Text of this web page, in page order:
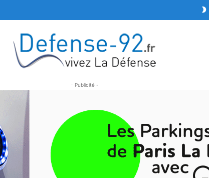
- Publicité -